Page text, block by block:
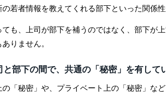
若者情報を教えてくれる部下といった関係性
ても、上司が部下を補うのではなく、部下が
りません。
と部下の間で、共通の「秘密」を有して
「秘密」や、プライベート上の「秘密」な